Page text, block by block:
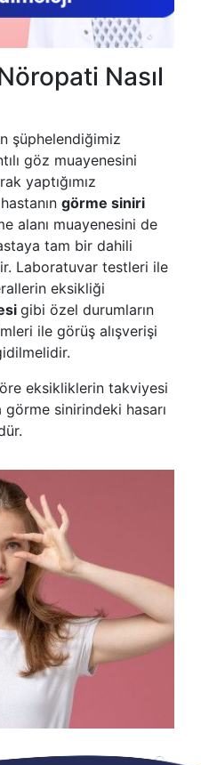
Nasıl
şüphelendiğimiz
göz muayenesini
yaptığımız
görme siniri
alanı muayenesini de
tam bir dahili
Laboratuvar testleri ile
eksikliği
gibi özel durumların
ile görüş alışverişi
eksikliklerin takviyesi
görme sinirindeki hasarı